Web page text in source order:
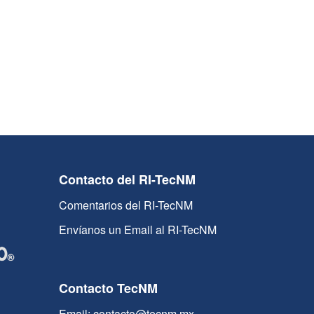
Contacto del RI-TecNM
Comentarios del RI-TecNM
Envíanos un Email al RI-TecNM
Contacto TecNM